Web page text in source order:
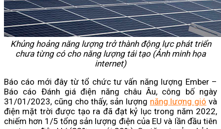
Khủng hoảng năng lượng trở thành động lực phát triển
chưa từng có cho năng lượng tái tạo (Ảnh minh họa
internet)
Báo cáo mới đây từ tổ chức tư vấn năng lượng Ember –
Báo cáo Đánh giá điện năng châu Âu, công bố ngày
31/01/2023, cũng cho thấy, sản lượng năng lượng gió và
điện mặt trời được tạo ra đã đạt kỷ lục trong năm 2022,
chiếm hơn 1/5 tổng sản lượng điện của EU và lần đầu tiên